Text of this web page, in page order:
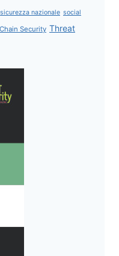
sicurezza nazionale social
Security Threat